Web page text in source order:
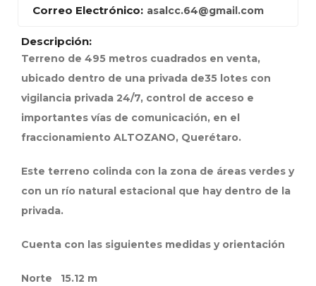
Correo Electrónico: asalcc.64@gmail.com
Descripción:
Terreno de 495 metros cuadrados en venta,
ubicado dentro de una privada de35 lotes con
vigilancia privada 24/7, control de acceso e
importantes vías de comunicación, en el
fraccionamiento ALTOZANO, Querétaro.
Este terreno colinda con la zona de áreas verdes y
con un río natural estacional que hay dentro de la
privada.
Cuenta con las siguientes medidas y orientación
Norte 15.12 m